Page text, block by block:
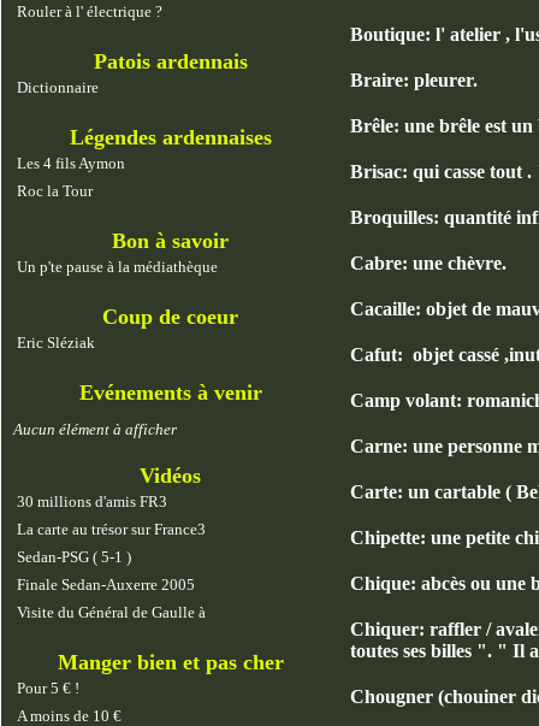
Rouler à l' électrique ?
Patois ardennais
Dictionnaire
Légendes ardennaises
Les 4 fils Aymon
Roc la Tour
Bon à savoir
Un p'te pause à la médiathèque
Coup de coeur
Eric Sléziak
Evénements à venir
Aucun élément à afficher
Vidéos
30 millions d'amis FR3
La carte au trésor sur France3
Sedan-PSG ( 5-1 )
Finale Sedan-Auxerre 2005
Visite du Général de Gaulle à
Manger bien et pas cher
Pour 5 € !
A moins de 10 €
Boutique: l' atelier ,
Braire: pleurer.
Brêle: une brêle est un
Brisac: qui casse tout
Broquilles: quantité
Cabre: une chèvre.
Cacaille: objet de
Cafut: objet cassé
Camp volant:
Carne: une personne
Carte: un cartable (
Chipette: une petite
Chique: abcès ou une
Chiquer: raffler /
toutes ses billes ". " Il
Chougner (chouiner